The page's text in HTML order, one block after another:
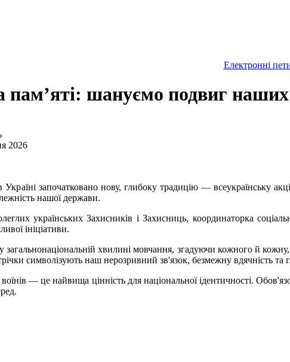
Електронні
пам’яті: шануємо подвиг наших
2026
започатковано нову, глибоку традицію — всеукраїнську
нашої держави.
українських Захисників і Захисниць, координаторка
ініціативи.
загальнонаціональній хвилині мовчання, згадуючи кожного й
символізують наш нерозривний зв'язок, безмежну вдячність
— це найвища цінність для національної ідентичності.